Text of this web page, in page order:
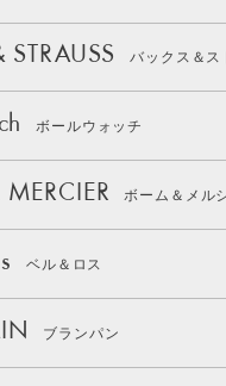
STRAUSS バックス＆ス
ボールウォッチ
ボーム＆メル
ベル＆ロス
ブランパン